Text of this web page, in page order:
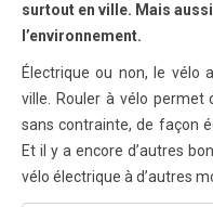
surtout en ville. Mais
l’environnement.
Électrique ou non, le vélo
ville. Rouler à vélo permet
sans contrainte, de façon
Et il y a encore d’autres
vélo électrique à d’autres